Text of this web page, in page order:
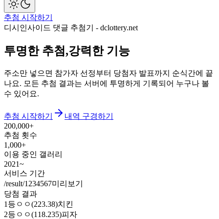
추첨 시작하기
디시인사이드 댓글 추첨기 - dclottery.net
투명한 추첨,강력한 기능
주소만 넣으면 참가자 선정부터 당첨자 발표까지 순식간에 끝
나요. 모든 추첨 결과는 서버에 투명하게 기록되어 누구나 볼
수 있어요.
추첨 시작하기
내역 구경하기
200,000+
추첨 횟수
1,000+
이용 중인 갤러리
2021~
서비스 기간
/result/1234567미리보기
당첨 결과
1 등 ㅇㅇ(223.38)치킨
2등 ㅇㅇ(118.235)피자